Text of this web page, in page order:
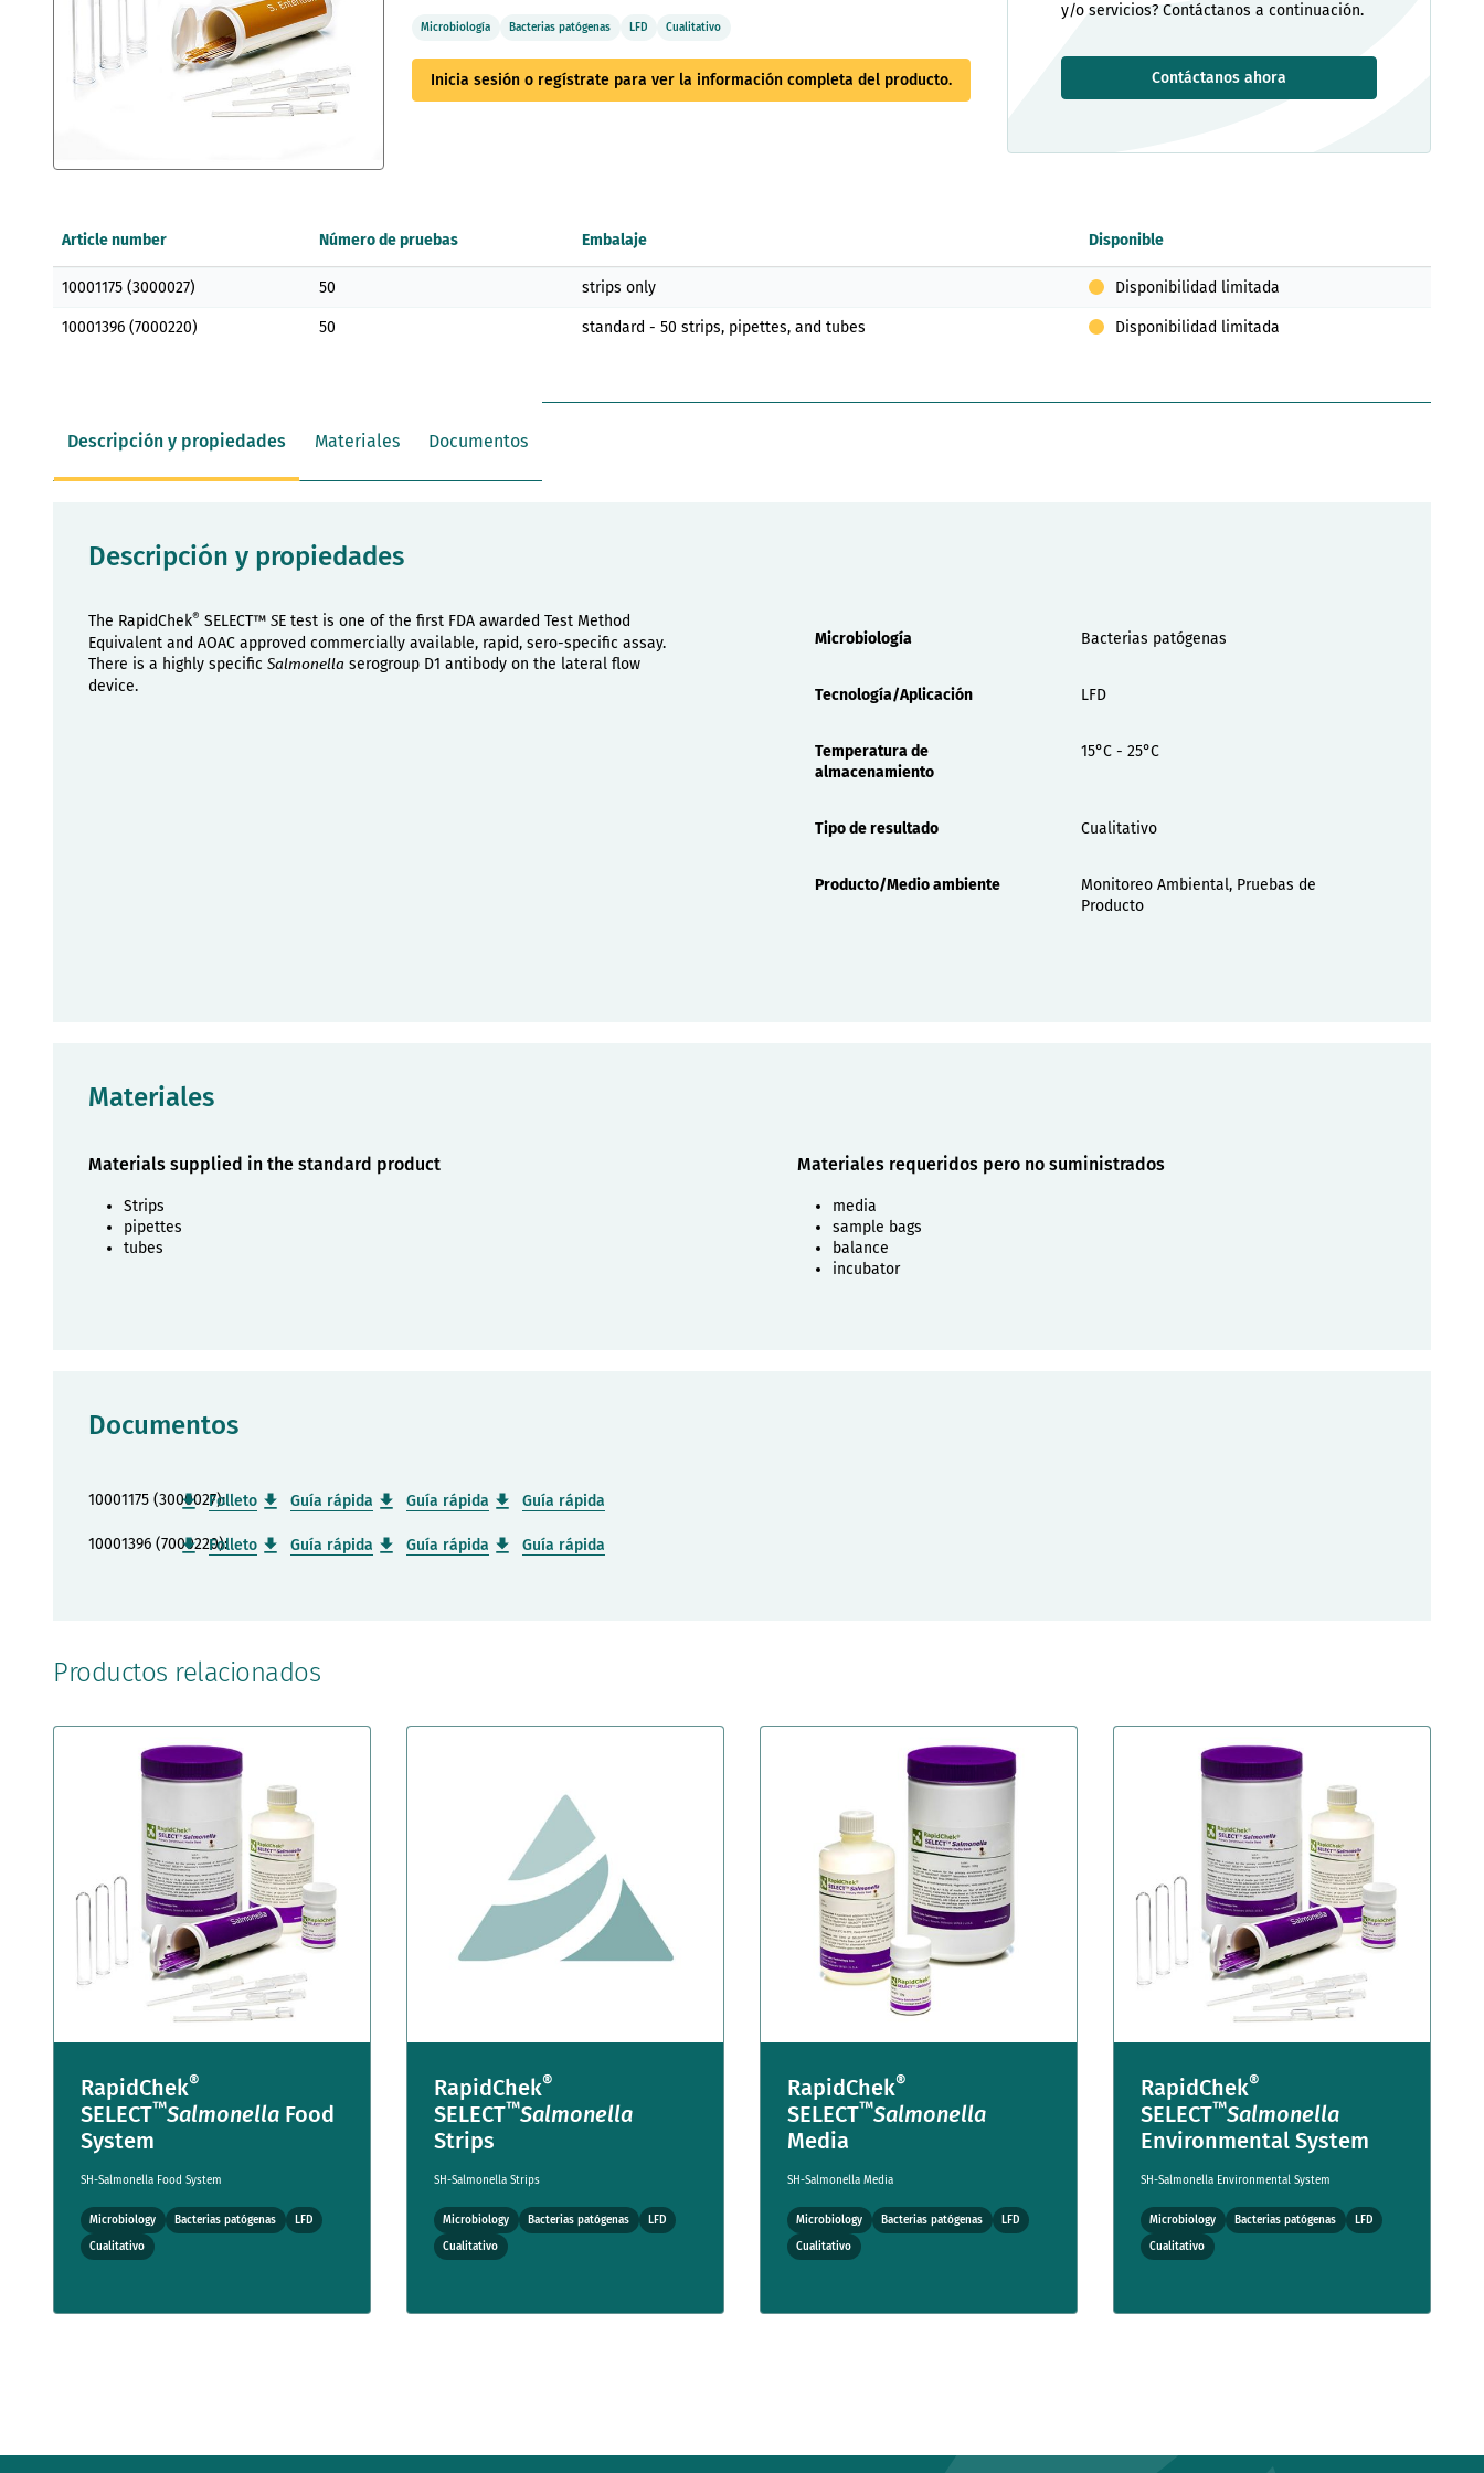
de
la
galería
imágenes
Microbiología Bacterias patógenas LFD Cualitativo
Inicia sesión o regístrate para ver la información completa del producto.
y/o servicios? Contáctanos a continuación.
Contáctanos ahora
de
artículos
Article number Número de pruebas Embalaje Disponible
10001175 (3000027) 50 strips only Disponibilidad limitada
10001396 (7000220) 50 standard - 50 strips, pipettes, and tubes Disponibilidad limitada
Descripción y propiedades Materiales Documentos
Descripción y propiedades
The RapidChek® SELECT™ SE test is one of the first FDA awarded Test Method
Equivalent and AOAC approved commercially available, rapid, sero-specific assay.
There is a highly specific Salmonella serogroup D1 antibody on the lateral flow
device.
Microbiología
Bacterias patógenas
Tecnología/Aplicación LFD
Temperatura de
almacenamiento
15°C - 25°C
Tipo de resultado Cualitativo
Producto/Medio ambiente
Monitoreo Ambiental, Pruebas de
Producto
Materiales
Materials supplied in the standard product
Strips
pipettes
tubes
Materiales requeridos pero no suministrados
media
sample bags
balance
incubator
Documentos
10001175 (3000027):Folleto Guía rápida Guía rápida Guía rápida
10001396 (7000220):Folleto Guía rápida Guía rápida Guía rápida
Productos relacionados
RapidChek®
SELECT™Salmonella Food
System
SH-Salmonella Food System
Microbiology Bacterias patógenas
LFD
Cualitativo
RapidChek®
SELECT™Salmonella
Strips
SH-Salmonella Strips
Microbiology Bacterias patógenas
LFD
Cualitativo
RapidChek®
SELECT™Salmonella
Media
SH-Salmonella Media
Microbiology Bacterias patógenas
LFD
Cualitativo
RapidChek®
SELECT™Salmonella
Environmental System
SH-Salmonella Environmental System
Microbiology Bacterias patógenas
LFD
Cualitativo